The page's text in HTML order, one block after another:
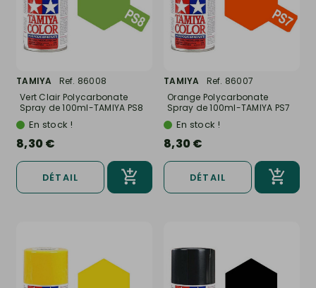
TAMIYA
Ref. 86008
Vert Clair Polycarbonate
Spray de 100ml-TAMIYA PS8
En stock !
8,30 €
DÉTAIL
TAMIYA
Ref. 86007
Orange Polycarbonate
Spray de 100ml-TAMIYA PS7
En stock !
8,30 €
DÉTAIL